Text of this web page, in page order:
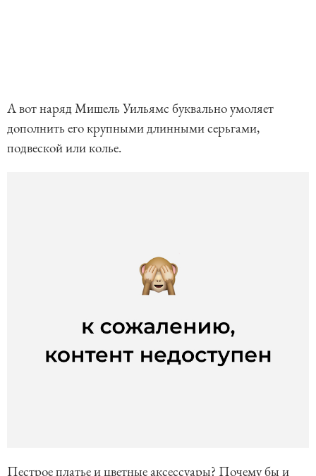
А вот наряд Мишель Уильямс буквально умоляет
дополнить его крупными длинными серьгами,
подвеской или колье.
Пестрое платье и цветные аксессуары? Почему бы и